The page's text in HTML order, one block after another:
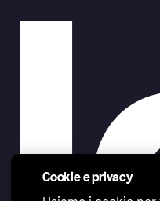
Cookie e privacy